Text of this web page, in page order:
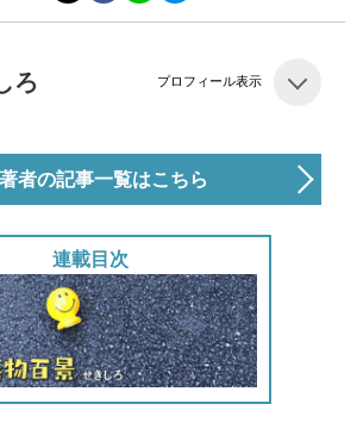
ろ プロフィール表示
者の記事一覧はこちら
連載目次